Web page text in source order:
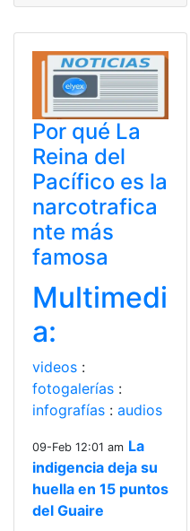
Por qué La
Reina del
Pacífico es la
narcotrafica
nte más
famosa
Multimedi
a:
videos :
fotogalerías :
infografías : audios
09-Feb 12:01 am La
indigencia deja su
huella en 15 puntos
del Guaire